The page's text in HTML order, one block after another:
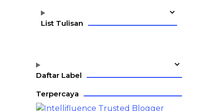
List Tulisan
Daftar Label
Terpercaya